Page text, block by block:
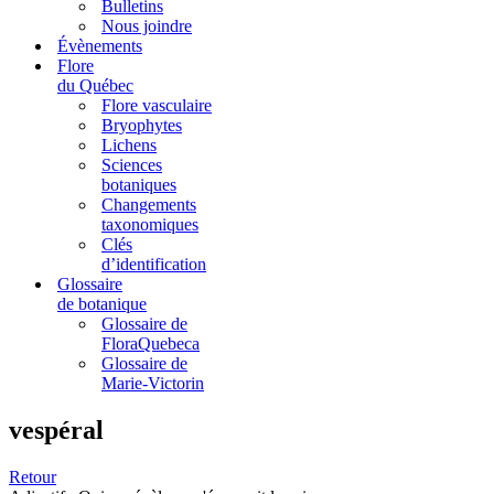
Bulletins
Nous joindre
Évènements
Flore
du Québec
Flore vasculaire
Bryophytes
Lichens
Sciences
botaniques
Changements
taxonomiques
Clés
d’identification
Glossaire
de botanique
Glossaire de
FloraQuebeca
Glossaire de
Marie-Victorin
vespéral
Retour